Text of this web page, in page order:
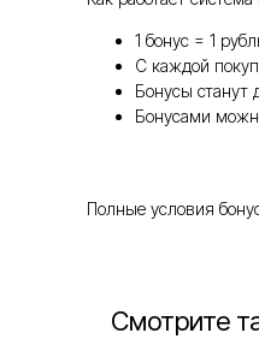
1 бонус = 1
С каждой
Бонусы станут
Бонусами
Полные условия
Смотрите